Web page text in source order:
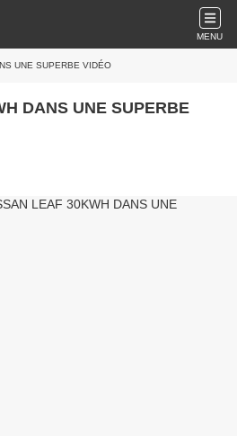
MENU
UNE SUPERBE VIDÉO
DANS UNE SUPERBE